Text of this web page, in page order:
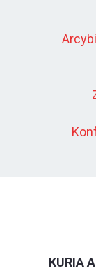
KURIA